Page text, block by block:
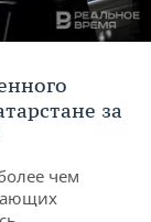
за
чем